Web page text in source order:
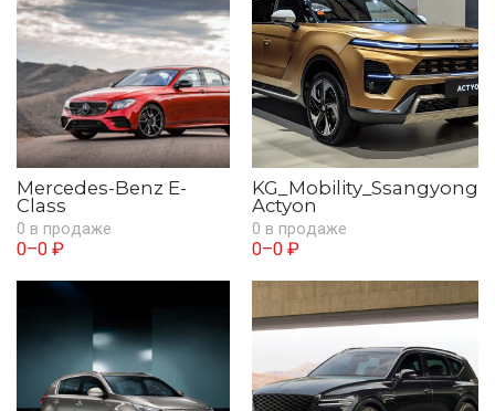
Mercedes-Benz E-
Class
0 в продаже
0–0 ₽
KG_Mobility_Ssangyong
Actyon
0 в продаже
0–0 ₽